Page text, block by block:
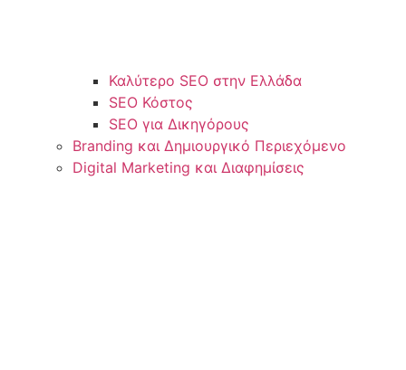
Καλύτερο SEO στην Ελλάδα
SEO Κόστος
SEO για Δικηγόρους
Branding και Δημιουργικό Περιεχόμενο
Digital Marketing και Διαφημίσεις